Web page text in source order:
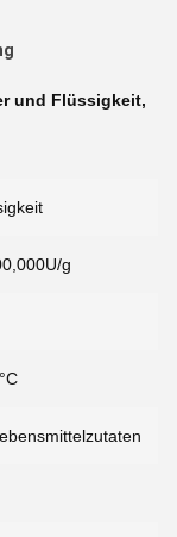
und Flüssigkeit,
g